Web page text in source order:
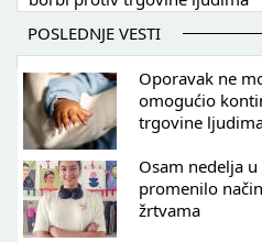
POSLEDNJE VESTI
Oporavak ne
omogućio
trgovine
Osam nedelja
promenilo
žrtvama